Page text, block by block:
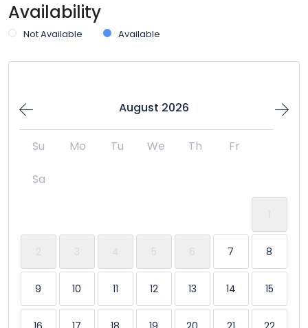
Entrée dans les lieux 24h/24
Produits de base
Availability
Not Available Available
August 2026
Su Mo Tu We Th Fr
Sa
1
2 3 4 5 6 7 8
9 10 11 12 13 14 15